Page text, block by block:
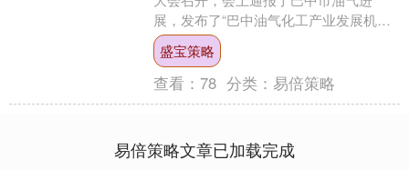
展，发布了“巴中油气化工产业发展机会
清单”“巴中油气技术攻坚清单”，并进行
了战略合作签....
盛宝策略
查看：78 分类： 易倍策略
易倍策略文章已加载完成